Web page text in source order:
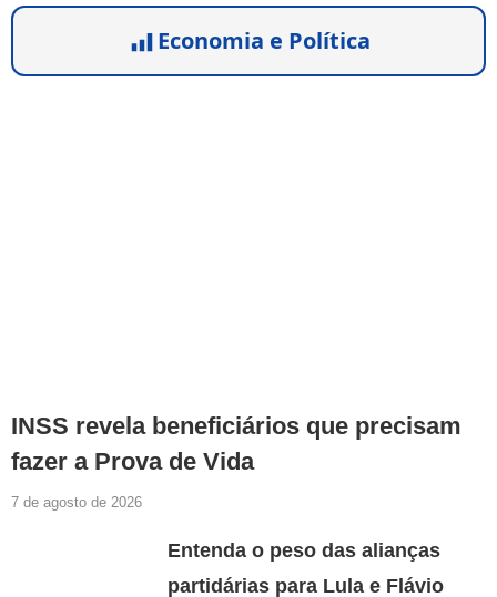
Economia e Política
INSS revela beneficiários que precisam
fazer a Prova de Vida
7 de agosto de 2026
Entenda o peso das alianças
partidárias para Lula e Flávio